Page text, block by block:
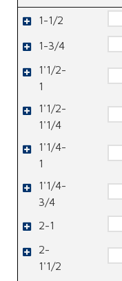
1-1/2
1-3/4
1'1/2-
1
1'1/2-
1'1/4
1'1/4-
1
1'1/4-
3/4
2-1
2-
1'1/2